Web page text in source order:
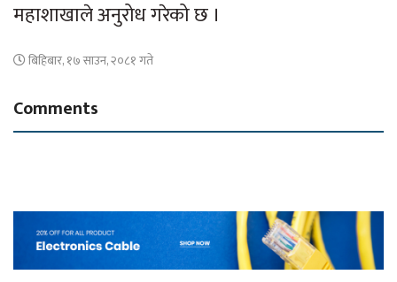
महाशाखाले अनुरोध गरेको छ ।
बिहिबार, १७ साउन, २०८१ गते
Comments